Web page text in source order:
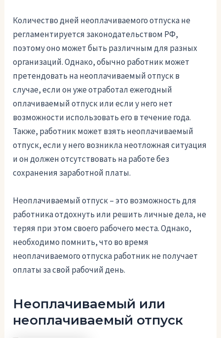
Количество дней неоплачиваемого отпуска не
регламентируется законодательством РФ,
поэтому оно может быть различным для разных
организаций. Однако, обычно работник может
претендовать на неоплачиваемый отпуск в
случае, если он уже отработал ежегодный
оплачиваемый отпуск или если у него нет
возможности использовать его в течение года.
Также, работник может взять неоплачиваемый
отпуск, если у него возникла неотложная ситуация
и он должен отсутствовать на работе без
сохранения заработной платы.
Неоплачиваемый отпуск – это возможность для
работника отдохнуть или решить личные дела, не
теряя при этом своего рабочего места. Однако,
необходимо помнить, что во время
неоплачиваемого отпуска работник не получает
оплаты за свой рабочий день.
Неоплачиваемый или
неоплачиваемый отпуск